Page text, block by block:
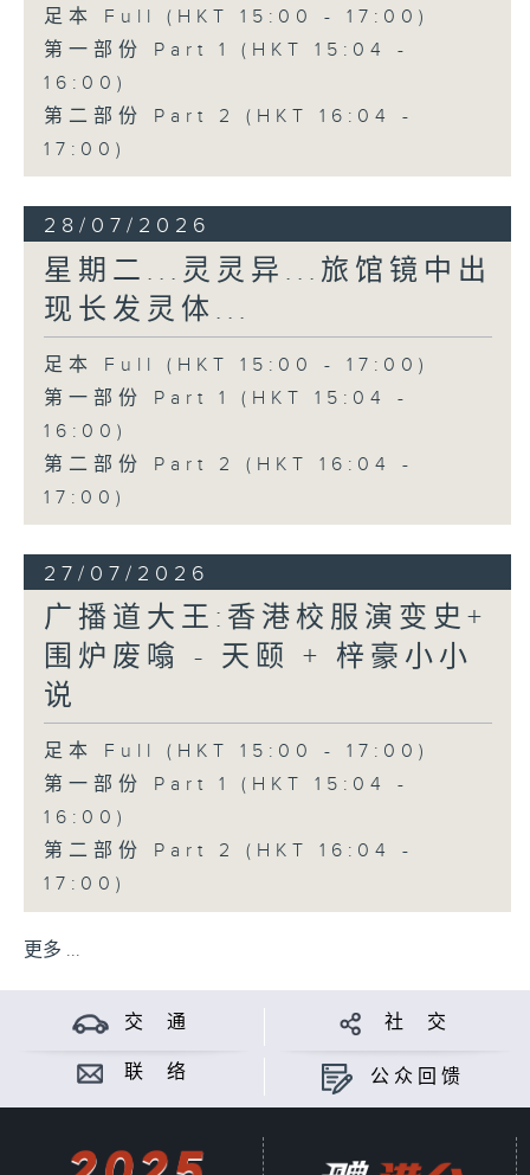
足本 Full (HKT 15:00 - 17:00)
第一部份 Part 1 (HKT 15:04 -
16:00)
第二部份 Part 2 (HKT 16:04 -
17:00)
28/07/2026
星期二...灵灵异...旅馆镜中出
现长发灵体...
足本 Full (HKT 15:00 - 17:00)
第一部份 Part 1 (HKT 15:04 -
16:00)
第二部份 Part 2 (HKT 16:04 -
17:00)
27/07/2026
广播道大王:香港校服演变史+
围炉废噏 - 天颐 + 梓豪小小
说
足本 Full (HKT 15:00 - 17:00)
第一部份 Part 1 (HKT 15:04 -
16:00)
第二部份 Part 2 (HKT 16:04 -
17:00)
更多 ...
交 通 社 交
联 络 公众回馈